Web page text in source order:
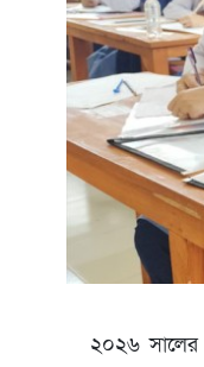
২০২৬ সালের